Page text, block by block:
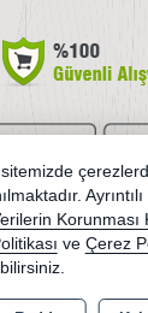
ertekbayi.com -
256bit SSL
sitemizde
Korunması
ve Çerez